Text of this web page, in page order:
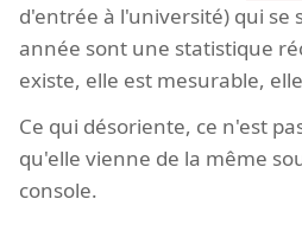
d'entrée à l'université) qui se
année sont une statistique
existe, elle est mesurable,
Ce qui désoriente, ce n'est
qu'elle vienne de la même
console.